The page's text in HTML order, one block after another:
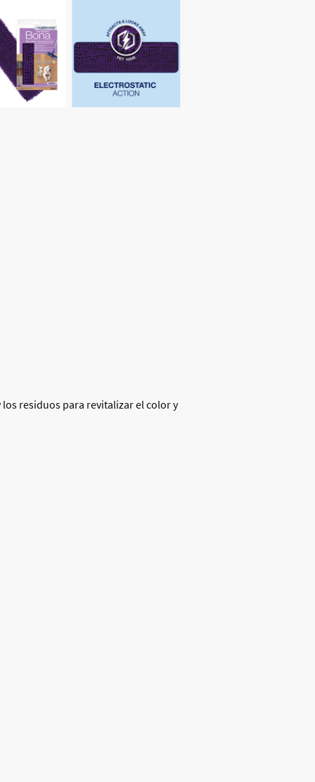
los residuos para revitalizar el color y